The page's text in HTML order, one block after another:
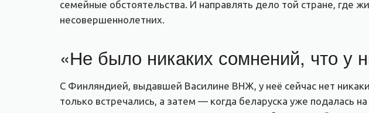
семейные обстоятельства. И направлять дело той стране, где
несовершеннолетних.
«Не было никаких сомнений, что у
С Финляндией, выдавшей Василине ВНЖ, у неё сейчас нет
только встречались, а затем — когда беларуска уже